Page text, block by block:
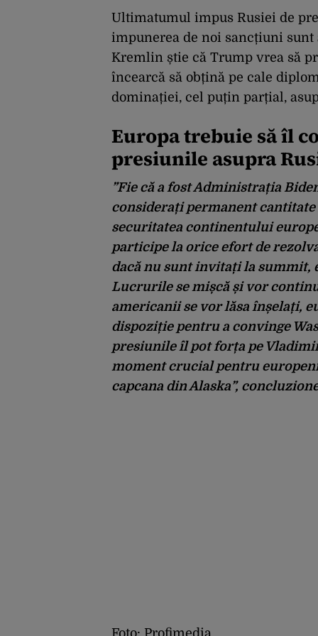
Ultimatumul impus Rusiei de
impunerea de noi sancțiuni
Kremlin știe că Trump vrea să
încearcă să obțină pe cale
dominației, cel puțin parțial,
Europa trebuie să îl
presiunile asupra
”Fie că a fost Administrația
considerați permanent cantitate
securitatea continentului
participe la orice efort de
dacă nu sunt invitați la summit,
Lucrurile se mișcă și vor
americanii se vor lăsa înșelați,
dispoziție pentru a convinge
presiunile îl pot forța pe
moment crucial pentru
capcana din Alaska”,